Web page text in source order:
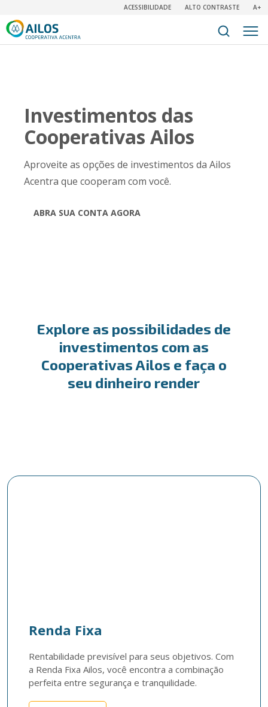
ACESSIBILIDADE ALTO CONTRASTE A+
Investimentos das
Cooperativas Ailos
Aproveite as opções de investimentos da Ailos
Acentra que cooperam com você.
ABRA SUA CONTA AGORA
Explore as possibilidades de
investimentos com as
Cooperativas Ailos e faça o
seu dinheiro render
Renda Fixa
Rentabilidade previsível para seus objetivos. Com
a Renda Fixa Ailos, você encontra a combinação
perfeita entre segurança e tranquilidade.